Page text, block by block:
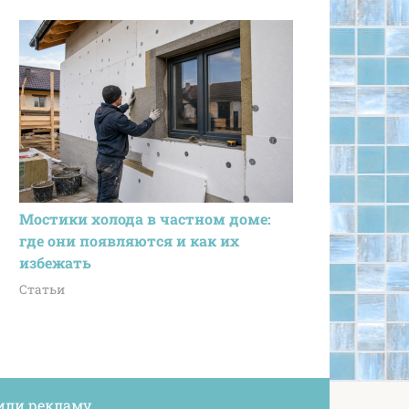
Мостики холода в частном доме:
где они появляются и как их
избежать
Статьи
рекламу